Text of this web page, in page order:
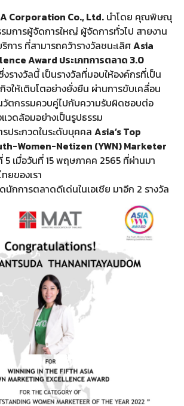
Corporation Co., Ltd. นำโดย คุณพิษณุ
มการผู้จัดการใหญ่ ผู้จัดการทั่วไป สายงาน
การ ที่สามารถคว้ารางวัลชนะเลิศAsia
Award ประเภทการตลาด 3.0
งรางวัลนี้ เป็นรางวัลที่มอบให้องค์กรที่เป็น
จให้เติบโตอย่างยั่งยืน ผ่านการขับเคลื่อน
วัตกรรมควบคู่ไปกับความรับผิดชอบต่อ
วดล้อมอย่างเป็นรูปธรรม
ประกวดในระดับบุคคล Asia’s Top
Women-Netizen (YWN) Marketer
5 เมื่อวันที่ 15 พฤษภาคค 2565 ที่ผ่านมา
ยของเรา
กการตลาดดีเด่นในเอเชีย มาอีก 2 รางวัล